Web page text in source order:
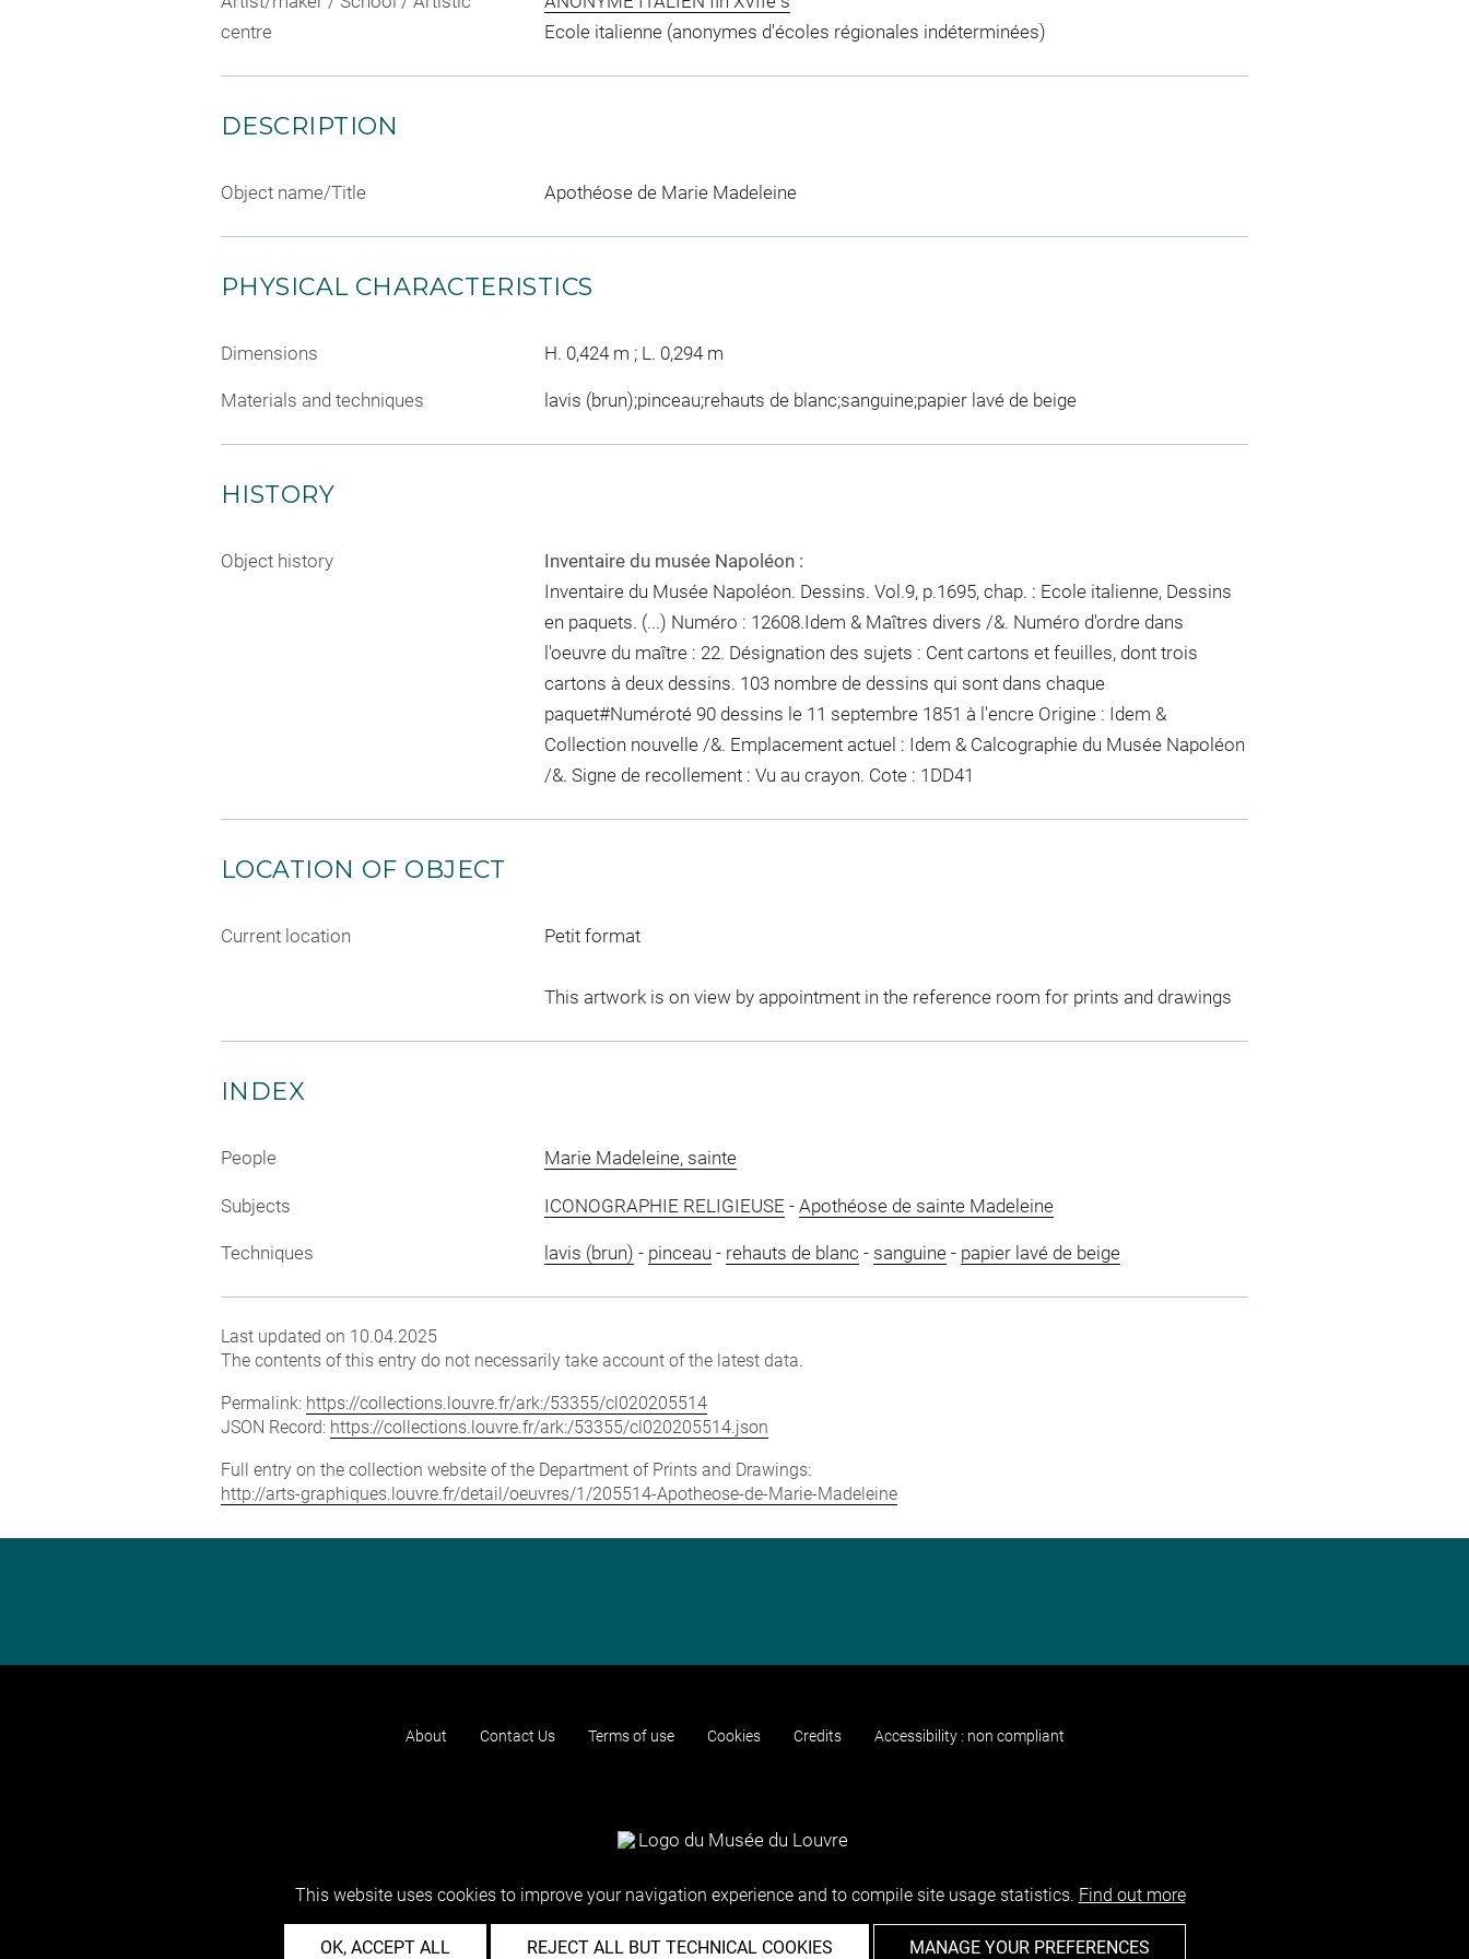
centre
Ecole italienne (anonymes d'écoles régionales indéterminées)
DESCRIPTION
Object name/Title Apothéose de Marie Madeleine
PHYSICAL CHARACTERISTICS
Dimensions H. 0,424 m ; L. 0,294 m
Materials and techniques lavis (brun);pinceau;rehauts de blanc;sanguine;papier lavé de beige
HISTORY
Object history
Inventaire du musée Napoléon :
Inventaire du Musée Napoléon. Dessins. Vol.9, p.1695, chap. : Ecole italienne, Dessins
en paquets. (...) Numéro : 12608.Idem & Maîtres divers /&. Numéro d'ordre dans
l'oeuvre du maître : 22. Désignation des sujets : Cent cartons et feuilles, dont trois
cartons à deux dessins. 103 nombre de dessins qui sont dans chaque
paquet#Numéroté 90 dessins le 11 septembre 1851 à l'encreOrigine : Idem &
Collection nouvelle /&. Emplacement actuel : Idem & Calcographie du Musée Napoléon
/&. Signe de recollement : Vu au crayon. Cote : 1DD41
LOCATION OF OBJECT
Current location Petit format
This artwork is on view by appointment in the reference room for prints and drawings
INDEX
People Marie Madeleine, sainte
Subjects ICONOGRAPHIE RELIGIEUSE - Apothéose de sainte Madeleine
Techniques lavis (brun) - pinceau - rehauts de blanc - sanguine- papier lavé de beige
Last updated on 10.04.2025
The contents of this entry do not necessarily take account of the latest data.
Permalink: https://collections.louvre.fr/ark:/53355/cl020205514
JSON Record: https://collections.louvre.fr/ark:/53355/cl020205514.json
Full entry on the collection website of the Department of Prints and Drawings:
http://arts-graphiques.louvre.fr/detail/oeuvres/1/205514-Apotheose-de-Marie-Madeleine
About Contact Us Terms of use Cookies Credits Accessibility : non compliant
This website uses cookies to improve your navigation experience and to compile site usage statistics. Find out more
OK, ACCEPT ALL REJECT ALL BUT TECHNICAL COOKIES MANAGE YOUR PREFERENCES